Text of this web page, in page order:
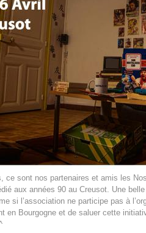
ce sont nos partenaires et amis les
aux années 90 au Creusot. Une
si l’association ne participe pas à
en Bourgogne et de saluer cette